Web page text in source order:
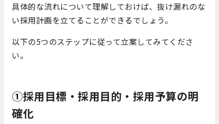
具体的な流れについて理解しておけば、抜け漏れのな
い採用計画を立てることができるでしょう。
以下の5つのステップに従って立案してみてくださ
い。
①採用目標・採用目的・採用予算の明
確化